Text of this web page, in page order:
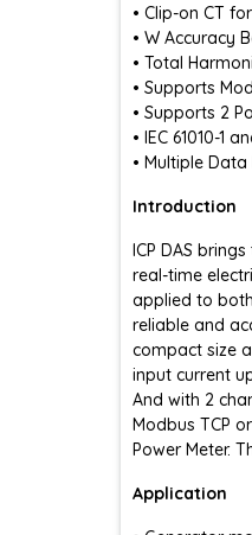
• Clip-on CT
• W Accuracy
• Total
• Supports
• Supports 2
• IEC 61010-1
• Multiple
Introduction
ICP DAS
real-time
applied to
reliable and
compact size
input current
And with 2
Modbus TCP
Power Meter.
Application